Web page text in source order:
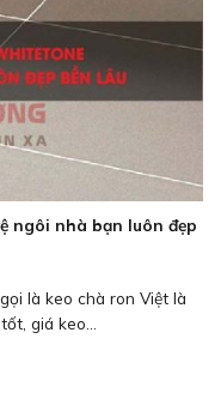
ngôi nhà bạn luôn đẹp
là keo chà ron Việt là
giá keo...